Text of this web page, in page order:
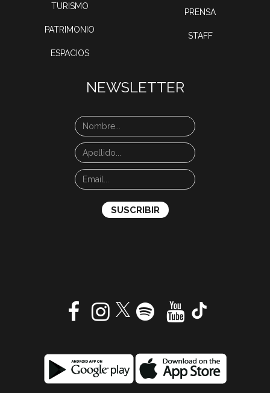
TURISMO
PATRIMONIO
ESPACIOS
PRENSA
STAFF
NEWSLETTER